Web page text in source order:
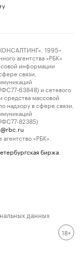
1995–
агентства «РБК»
информации
связи,
63848) и сетевого
средства массовой
надзору в сфере связи,
82385)
«РБК».
биржа
данных
18+